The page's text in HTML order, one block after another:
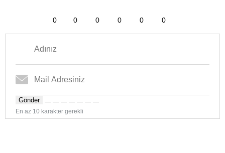
0 0 0 0 0 0
Gönder
En az 10 karakter gerekli